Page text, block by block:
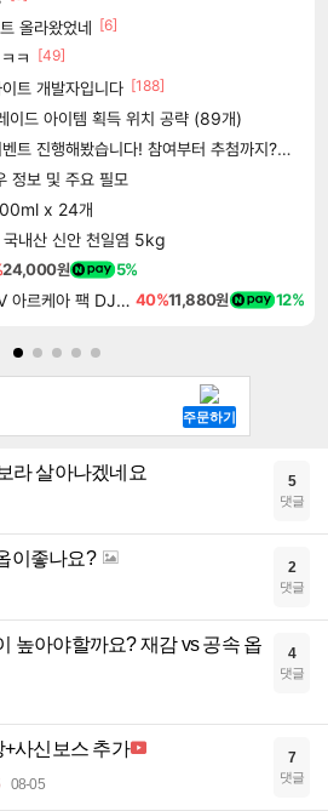
올라왔었네
[6]
ㅋ
[49]
트 개발자입니다 [188]
이드 아이템 획득 위치 공략 (89개)
트 진행해봤습니다! 참여부터 추첨까지????
정보 및 주요 필모
x 24개
내산 신안 천일염 5kg
24,000원 5%
디제이맥스 리스펙트 V 아르케아 팩 DJMAX RESPECT V Arcaea Pack DLC 40%11,880원 12%
라 살아나겠네요 5
댓글
이좋나요? 2
댓글
높아야할까요? 재감 vs 공속 옵
4
댓글
사신보스 추가
08-05
7
댓글